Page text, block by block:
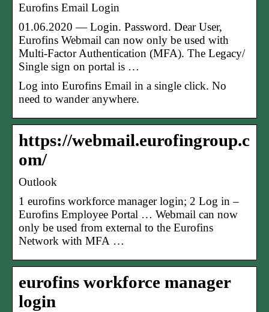
Eurofins Email Login
01.06.2020 — Login. Password. Dear User,
Eurofins Webmail can now only be used with
Multi-Factor Authentication (MFA). The Legacy/
Single sign on portal is …
Log into Eurofins Email in a single click. No
need to wander anywhere.
https://webmail.eurofingroup.c
om/
Outlook
1 eurofins workforce manager login; 2 Log in –
Eurofins Employee Portal … Webmail can now
only be used from external to the Eurofins
Network with MFA …
eurofins workforce manager
login